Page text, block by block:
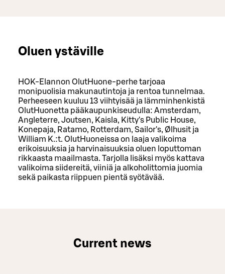
Oluen ystäville
HOK-Elannon OlutHuone-perhe tarjoaa
monipuolisia makunautintoja ja rentoa tunnelmaa.
Perheeseen kuuluu 13 viihtyisää ja lämminhenkistä
OlutHuonetta pääkaupunkiseudulla: Amsterdam,
Angleterre, Joutsen, Kaisla, Kitty's Public House,
Konepaja, Ratamo, Rotterdam, Sailor's, Ølhusit ja
William K.:t. OlutHuoneissa on laaja valikoima
erikoisuuksia ja harvinaisuuksia oluen loputtoman
rikkaasta maailmasta. Tarjolla lisäksi myös kattava
valikoima siidereitä, viiniä ja alkoholittomia juomia
sekä paikasta riippuen pientä syötävää.
Current news